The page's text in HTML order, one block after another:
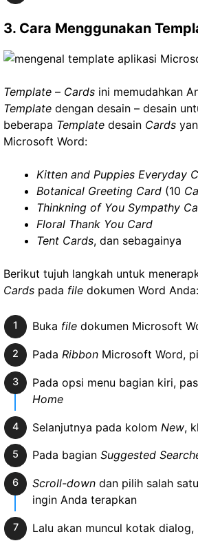
3. Cara Menggunakan
Template – Cards ini memudahkan
Template dengan desain – desain
beberapa Template desain Cards
Microsoft Word:
Kitten and Puppies Everyday
Botanical Greeting Card (10
Thinkning of You Sympathy
Floral Thank You Card
Tent Cards, dan sebagainya
Berikut tujuh langkah untuk
Cards pada file dokumen Word Anda:
Buka filedokumen Microsoft
Pada RibbonMicrosoft Word,
Pada opsi menu bagian kiri,
Home
Selanjutnya pada kolom New,
Pada bagian Suggested
Scroll-downdan pilih salah satu
ingin Anda terapkan
Lalu akan muncul kotak dialog,